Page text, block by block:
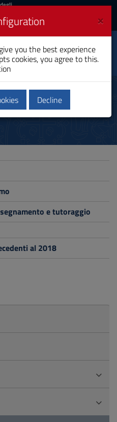
UniCA News
Storia,
territorio
and Selections
e tutoraggio
al 2018
×
you the best experience
cookies, you agree to this.
Decline